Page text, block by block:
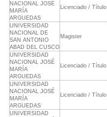
NACIONAL JOSÉ
MARÍA
ARGUEDAS
Licenciado / Título
UNIVERSIDAD
NACIONAL DE
SAN ANTONIO
ABAD DEL CUSCO
Magister
UNIVERSIDAD
NACIONAL JOSÉ
MARÍA
ARGUEDAS
Licenciado / Título
UNIVERSIDAD
NACIONAL JOSÉ
MARÍA
ARGUEDAS
Licenciado / Título
UNIVERSIDAD